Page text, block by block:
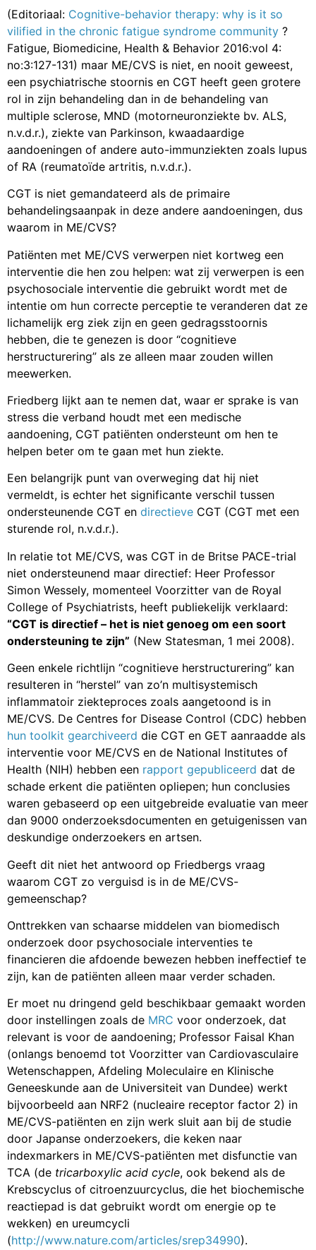
(Editoriaal: Cognitive-behavior therapy: why is it so
vilified in the chronic fatigue syndrome community ?
Fatigue, Biomedicine, Health & Behavior 2016:vol 4:
no:3:127-131) maar ME/CVS is niet, en nooit geweest,
een psychiatrische stoornis en CGT heeft geen grotere
rol in zijn behandeling dan in de behandeling van
multiple sclerose, MND (motorneuronziekte bv. ALS,
n.v.d.r.), ziekte van Parkinson, kwaadaardige
aandoeningen of andere auto-immunziekten zoals lupus
of RA (reumatoïde artritis, n.v.d.r.).
CGT is niet gemandateerd als de primaire
behandelingsaanpak in deze andere aandoeningen, dus
waarom in ME/CVS?
Patiënten met ME/CVS verwerpen niet kortweg een
interventie die hen zou helpen: wat zij verwerpen is een
psychosociale interventie die gebruikt wordt met de
intentie om hun correcte perceptie te veranderen dat ze
lichamelijk erg ziek zijn en geen gedragsstoornis
hebben, die te genezen is door “cognitieve
herstructurering” als ze alleen maar zouden willen
meewerken.
Friedberg lijkt aan te nemen dat, waar er sprake is van
stress die verband houdt met een medische
aandoening, CGT patiënten ondersteunt om hen te
helpen beter om te gaan met hun ziekte.
Een belangrijk punt van overweging dat hij niet
vermeldt, is echter het significante verschil tussen
ondersteunende CGT en directieve CGT (CGT met een
sturende rol, n.v.d.r.).
In relatie tot ME/CVS, was CGT in de Britse PACE-trial
niet ondersteunend maar directief: Heer Professor
Simon Wessely, momenteel Voorzitter van de Royal
College of Psychiatrists, heeft publiekelijk verklaard:
“CGT is directief – het is niet genoeg om een soort
ondersteuning te zijn” (New Statesman, 1 mei 2008).
Geen enkele richtlijn “cognitieve herstructurering” kan
resulteren in “herstel” van zo’n multisystemisch
inflammatoir ziekteproces zoals aangetoond is in
ME/CVS. De Centres for Disease Control (CDC) hebben
hun toolkit gearchiveerd die CGT en GET aanraadde als
interventie voor ME/CVS en de National Institutes of
Health (NIH) hebben een rapport gepubliceerd dat de
schade erkent die patiënten opliepen; hun conclusies
waren gebaseerd op een uitgebreide evaluatie van meer
dan 9000 onderzoeksdocumenten en getuigenissen van
deskundige onderzoekers en artsen.
Geeft dit niet het antwoord op Friedbergs vraag
waarom CGT zo verguisd is in de ME/CVS-
gemeenschap?
Onttrekken van schaarse middelen van biomedisch
onderzoek door psychosociale interventies te
financieren die afdoende bewezen hebben ineffectief te
zijn, kan de patiënten alleen maar verder schaden.
Er moet nu dringend geld beschikbaar gemaakt worden
door instellingen zoals de MRC voor onderzoek, dat
relevant is voor de aandoening; Professor Faisal Khan
(onlangs benoemd tot Voorzitter van Cardiovasculaire
Wetenschappen, Afdeling Moleculaire en Klinische
Geneeskunde aan de Universiteit van Dundee) werkt
bijvoorbeeld aan NRF2 (nucleaire receptor factor 2) in
ME/CVS-patiënten en zijn werk sluit aan bij de studie
door Japanse onderzoekers, die keken naar
indexmarkers in ME/CVS-patiënten met disfunctie van
TCA (de tricarboxylic acid cycle, ook bekend als de
Krebscyclus of citroenzuurcyclus, die het biochemische
reactiepad is dat gebruikt wordt om energie op te
wekken) en ureumcycli
(http://www.nature.com/articles/srep34990).